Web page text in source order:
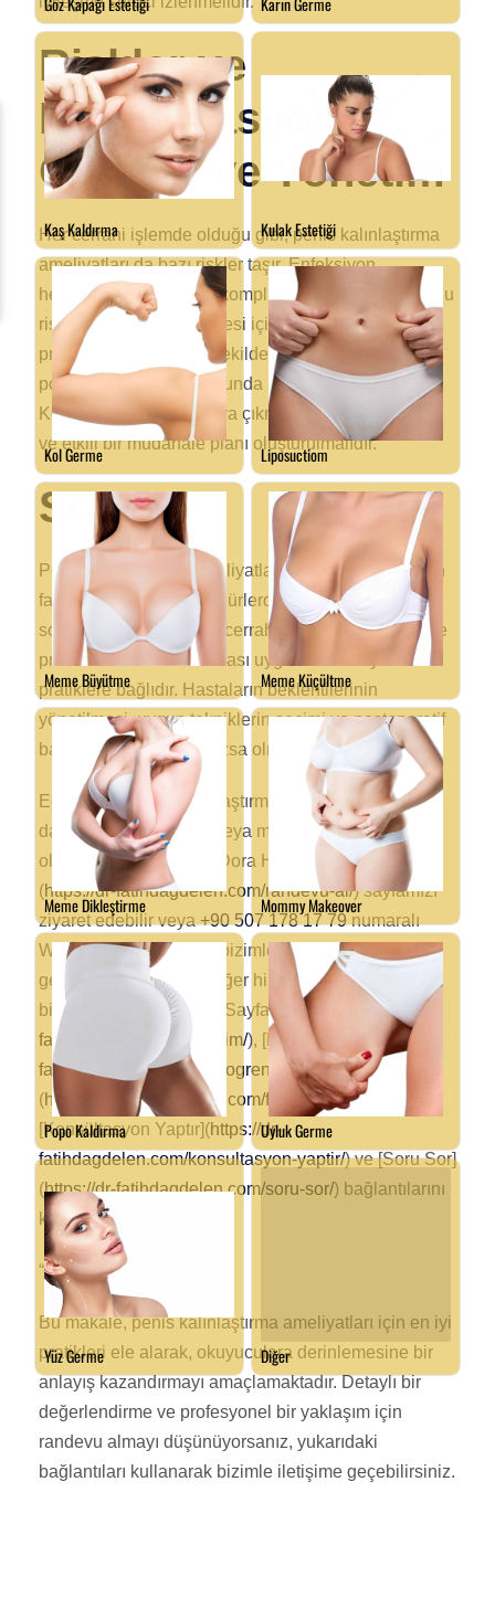
Riskler ve
Komplikasyonlar:
Önleme ve Yönetim
Her cerrahi işlemde olduğu gibi, penis kalınlaştırma
ameliyatları da bazı riskler taşır. Enfeksiyon,
hematom, asimetri gibi komplikasyonlar oluşabilir. Bu
risklerin minimize edilmesi için, sterilizasyon
prosedürlerine sıkı bir şekilde uyulmalı ve hasta,
potansiyel riskler konusunda bilgilendirilmelidir.
Komplikasyonların ortaya çıkması durumunda, hızlı
ve etkili bir müdahale planı oluşturulmalıdır.
Sonuç
Penis kalınlaştırma ameliyatları, estetik cerrahide en
fazla talep gören prosedürlerden biridir. Başarılı bir
sonuç elde etmek, hem cerrahın deneyimine hem de
prosedür öncesi ve sonrası uygulanan en iyi
pratiklere bağlıdır. Hastaların beklentilerinin
yönetilmesi, uygun tekniklerin seçimi ve postoperatif
bakım, bu sürecin olmazsa olmazlarındandır.
Eğer siz de penis kalınlaştırma ameliyatı hakkında
daha fazla bilgi almak veya muayene için randevu
oluşturmak isterseniz, [Dora Hospital Randevu]
(https://dr-fatihdagdelen.com/randevu-al/) sayfamızı
ziyaret edebilir veya+90 507 178 17 79numaralı
WhatsApp hattımızdan bizimle iletişime
geçebilirsiniz. Ayrıca, diğer hizmetlerimiz hakkında
bilgi almak için [İletişim Sayfası](
https://dr-
fatihdagdelen.com/iletisim/), [Fiyat Sor](
https://dr-
fatihdagdelen.com/fiyat-ogren/
), [Fotoğraf İste]
(https://dr-fatihdagdelen.com/fotograf-iste/),
[Konsültasyon Yaptır](https://dr-
fatihdagdelen.com/konsultasyon-yaptir/) ve [Soru Sor]
(https://dr-fatihdagdelen.com/soru-sor/) bağlantılarını
kullanabilirsiniz.
“`
Bu makale, penis kalınlaştırma ameliyatları için en iyi
pratikleri ele alarak, okuyuculara derinlemesine bir
anlayış kazandırmayı amaçlamaktadır. Detaylı bir
değerlendirme ve profesyonel bir yaklaşım için
randevu almayı düşünüyorsanız, yukarıdaki
bağlantıları kullanarak bizimle iletişime geçebilirsiniz.